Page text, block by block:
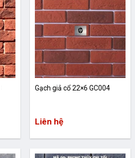
Gạch giả cổ 22×6 GC004
Liên hệ